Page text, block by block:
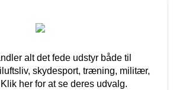
alt det fede udstyr både til
skydesport, træning, militær,
her for at se deres udvalg.